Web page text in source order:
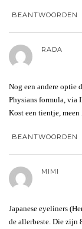
BEANTWOORDEN
RADA
Nog een andere optie
Physians formula, via
Kost een tientje, meen
BEANTWOORDEN
MIMI
Japanese eyeliners
de allerbeste. Die zijn